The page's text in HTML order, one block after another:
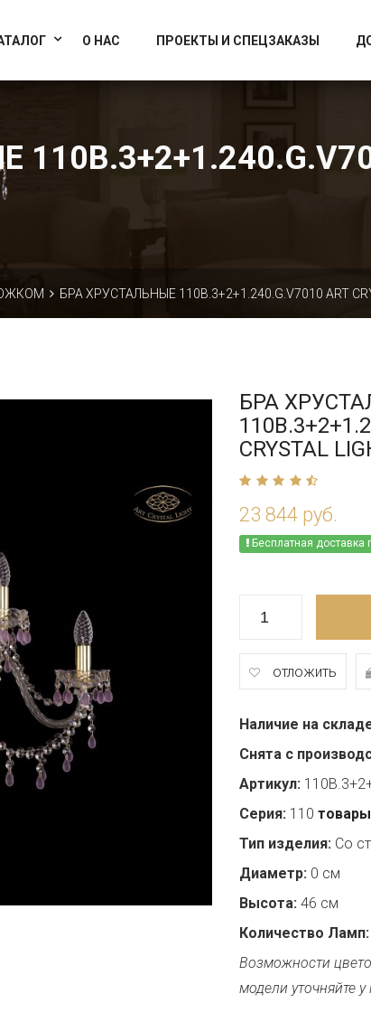
О НАС ПРОЕКТЫ И СПЕЦЗАКАЗЫ
БРА ХРУСТАЛЬНЫЕ 110B.3+2+1.240.G.V7010 ART
БРА
CRYSTAL
23 844 руб.
Бесплатная доставка
отложить
Наличие на
Снята с
Артикул:
Серия: 110
Тип изделия: Со
Диаметр: 0 см
Высота: 46 см
Количество Ламп:
Возможности
модели уточняйте